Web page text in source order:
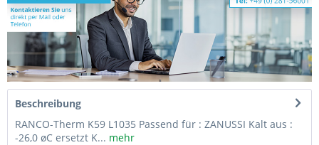
Beschreibung
RANCO-Therm K59 L1035 Passend für : ZANUSSI Kalt aus :
-26,0 øC ersetzt K... mehr